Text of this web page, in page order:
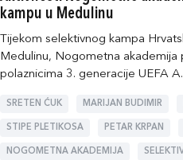
kampu u Medulinu
Tijekom selektivnog kampa
Medulinu, Nogometna akademija
polaznicima 3. generacije UEFA
SRETEN ĆUK MARIJAN BUDIMIR
STIPE PLETIKOSA PETAR KRPAN
NOGOMETNA AKADEMIJA